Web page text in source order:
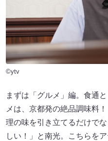
©ytv
まずは「グルメ」編。食通
メは、京都発の絶品調味料
理の味を引き立てるだけで
しい！」と南光。こちらを